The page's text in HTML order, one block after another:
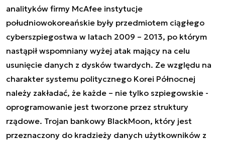
analityków firmy McAfee instytucje
południowokoreańskie były przedmiotem ciągłego
cyberszpiegostwa w latach 2009 – 2013, po którym
nastąpił wspomniany wyżej atak mający na celu
usunięcie danych z dysków twardych. Ze względu na
charakter systemu politycznego Korei Północnej
należy zakładać, że każde – nie tylko szpiegowskie -
oprogramowanie jest tworzone przez struktury
rządowe. Trojan bankowy BlackMoon, który jest
przeznaczony do kradzieży danych użytkowników z